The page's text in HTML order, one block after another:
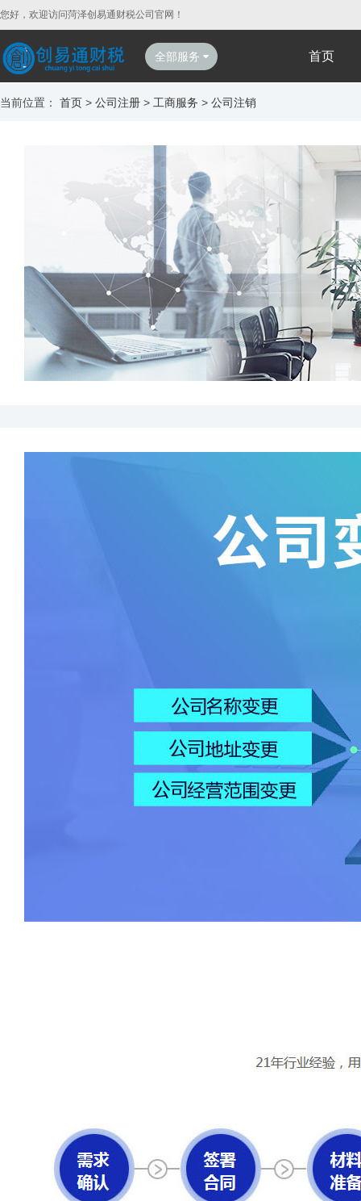
您好，欢迎访问菏泽创易通财税公司官网！
全部服务 首页
当前位置： 首页 > 公司注册 > 工商服务 > 公司注销